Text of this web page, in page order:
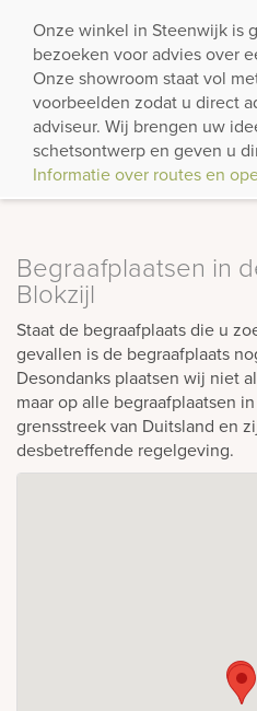
Onze winkel in Steenwijk is
bezoeken voor advies over
Onze showroom staat vol
voorbeelden zodat u direct
adviseur. Wij brengen uw
schetsontwerp en geven u
Informatie over routes en
Begraafplaatsen in
Blokzijl
Staat de begraafplaats die u
gevallen is de begraafplaats
Desondanks plaatsen wij niet
maar op alle begraafplaatsen
grensstreek van Duitsland en
desbetreffende regelgeving.